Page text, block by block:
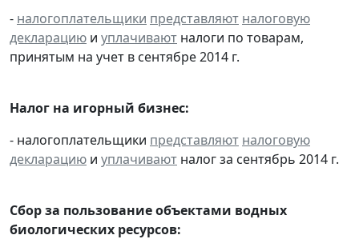
- налогоплательщики представляют налоговую
декларацию и уплачивают налоги по товарам,
принятым на учет в сентябре 2014 г.
Налог на игорный бизнес:
- налогоплательщики представляют налоговую
декларацию и уплачивают налог за сентябрь 2014 г.
Сбор за пользование объектами водных
биологических ресурсов: